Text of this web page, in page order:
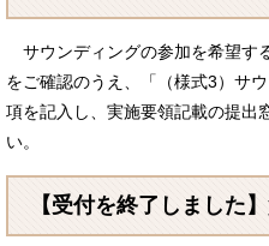
サウンディングの参加を希望す
をご確認のうえ、「（様式3）サ
項を記入し、実施要領記載の提出
い。
【受付を終了しました